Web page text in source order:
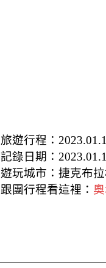
旅遊行程：
記錄日期：
遊玩城市：捷克布
跟團行程看這裡：